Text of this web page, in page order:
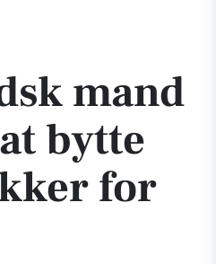
mand
bytte
for